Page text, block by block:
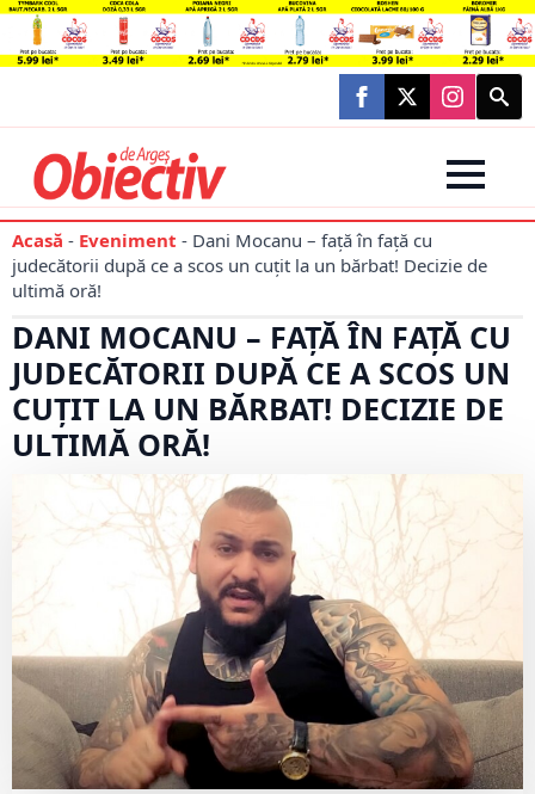
Search
for:
Acasă - Eveniment - Dani Mocanu – față în față cu
judecătorii după ce a scos un cuțit la un bărbat! Decizie de
ultimă oră!
DANI MOCANU – FAȚĂ ÎN FAȚĂ CU
JUDECĂTORII DUPĂ CE A SCOS UN
CUȚIT LA UN BĂRBAT! DECIZIE DE
ULTIMĂ ORĂ!